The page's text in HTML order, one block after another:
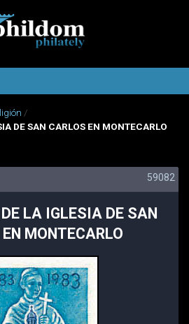
DE SAN CARLOS EN MONTECARLO
59082
LA IGLESIA DE SAN
MONTECARLO